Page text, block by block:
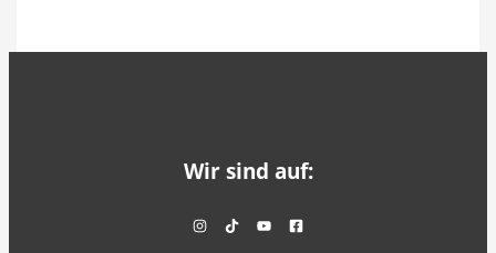
Wir sind auf: